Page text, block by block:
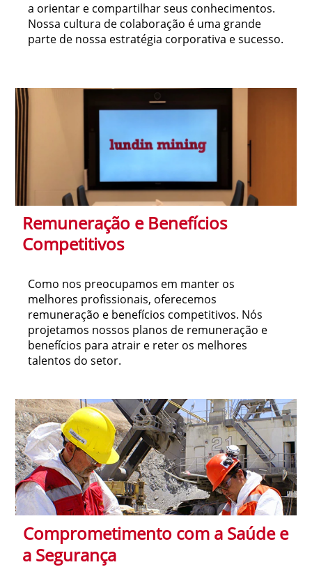
a orientar e compartilhar seus conhecimentos.
Nossa cultura de colaboração é uma grande
parte de nossa estratégia corporativa e sucesso.
Remuneração e Benefícios
Competitivos
Como nos preocupamos em manter os
melhores profissionais, oferecemos
remuneração e benefícios competitivos. Nós
projetamos nossos planos de remuneração e
benefícios para atrair e reter os melhores
talentos do setor.
Comprometimento com a Saúde e
a Segurança